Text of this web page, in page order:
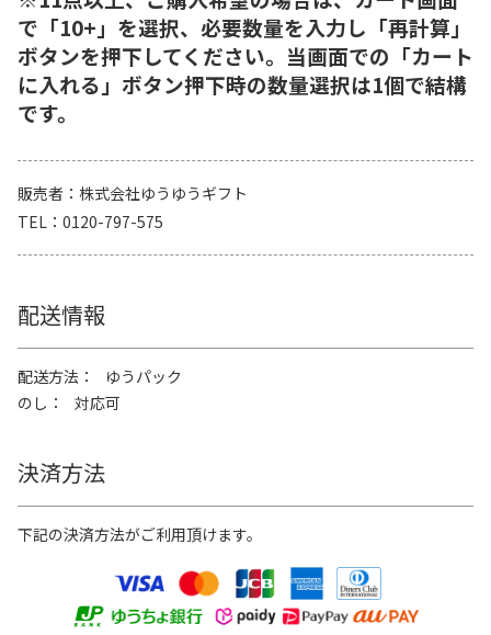
で「10+」を選択、必要数量を入力し「再計算」
ボタンを押下してください。当画面での「カート
に入れる」ボタン押下時の数量選択は1個で結構
です。
販売者
株式会社ゆうゆうギフト
TEL
0120-797-575
配送情報
配送方法
ゆうパック
のし
対応可
決済方法
下記の決済方法がご利用頂けます。